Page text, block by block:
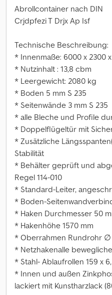
Abrollcontainer nach DIN
Crjdpfezi T Drjx Ap Isf
Technische Beschreibung:
* Innenmaße: 6000 x 2300 x
* Nutzinhalt : 13,8 cbm
* Leergewicht: 2080 kg
* Boden 5 mm S 235
* Seitenwände 3 mm S 235
* alle Bleche und Profile
* Doppelflügeltür mit
* Zusätzliche
Stabilität
* Behälter geprüft und
Regel 114-010
* Standard-Leiter,
* Boden-
* Haken Durchmesser 50
* Hakenhöhe 1570 mm
* Oberrahmen Rundrohr ∅
* Netzhakenalle
* Stahl- Ablaufrollen 159 x
* Innen und außen
lackiert mit Kunstharzlack